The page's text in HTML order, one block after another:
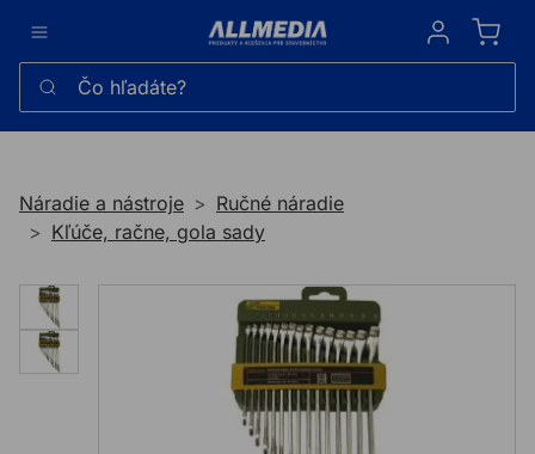
Sign in
Čo hľadáte?
Náradie a nástroje
Ručné náradie
Kľúče, račne, gola sady